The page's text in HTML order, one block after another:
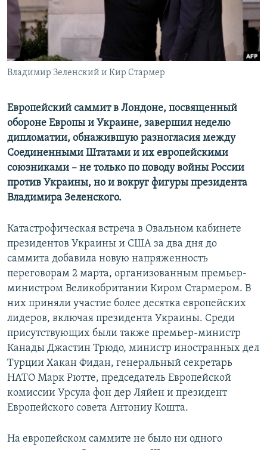
СОЦИАЛЬНЫЕ СЕТИ
Все сайты РСЕ/РС
Владимир Зеленский и Кир Стармер
Европейский саммит в Лондоне, посвященный
обороне Европы и Украине, завершил неделю
дипломатии, обнажившую разногласия между
Соединенными Штатами и их европейскими
союзниками – не только по поводу войны России
против Украины, но и вокруг фигуры президента
Владимира Зеленского.
Катастрофическая встреча в Овальном кабинете
президентов Украины и США за два дня до
саммита добавила новую напряженность
переговорам 2 марта, организованным премьер-
министром Великобритании Киром Стармером. В
них приняли участие более десятка европейских
лидеров, включая президента Украины. Среди
присутствующих были также премьер-министр
Канады Джастин Трюдо, министр иностранных дел
Турции Хакан Фидан, генеральный секретарь
НАТО Марк Рютте, председатель Европейской
комиссии Урсула фон дер Ляйен и президент
Европейского совета Антониу Кошта.
На европейском саммите не было ни одного